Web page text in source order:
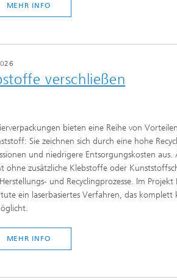
MEHR INFO
verschließen
bieten eine Reihe von
Sie zeichnen sich durch eine hohe
und niedrigere Entsorgungskosten aus.
ohne zusätzliche Klebstoffe oder
und Recyclingprozesse. Im Projekt
ein laserbasiertes Verfahren, das
MEHR INFO